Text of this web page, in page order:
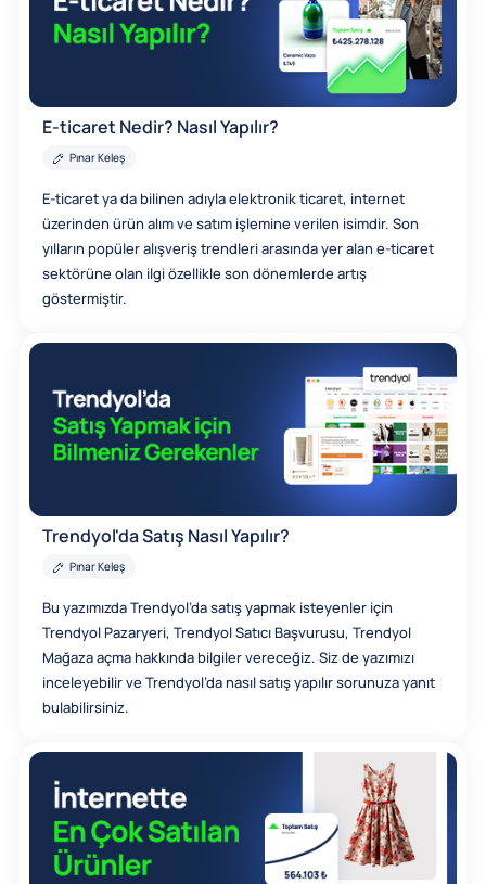
E-ticaret Nedir? Nasıl Yapılır?
Pınar Keleş
E-ticaret ya da bilinen adıyla elektronik ticaret, internet
üzerinden ürün alım ve satım işlemine verilen isimdir. Son
yılların popüler alışveriş trendleri arasında yer alan e-ticaret
sektörüne olan ilgi özellikle son dönemlerde artış
göstermiştir.
Trendyol'da Satış Nasıl Yapılır?
Pınar Keleş
Bu yazımızda Trendyol’da satış yapmak isteyenler için
Trendyol Pazaryeri, Trendyol Satıcı Başvurusu, Trendyol
Mağaza açma hakkında bilgiler vereceğiz. Siz de yazımızı
inceleyebilir ve Trendyol’da nasıl satış yapılır sorunuza yanıt
bulabilirsiniz.